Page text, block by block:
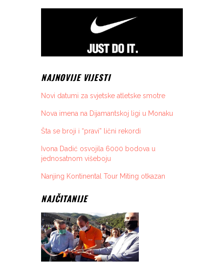
NAJNOVIJE VIJESTI
Novi datumi za svjetske atletske smotre
Nova imena na Dijamantskoj ligi u Monaku
Šta se broji i “pravi” lični rekordi
Ivona Dadić osvojila 6000 bodova u
jednosatnom višeboju
Nanjing Kontinental Tour Miting otkazan
NAJČITANIJE